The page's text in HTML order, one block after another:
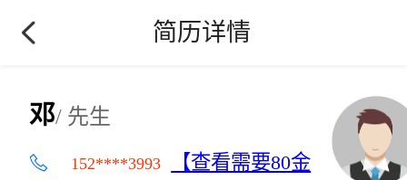
简历详情
邓/ 先生
152****3993
【查看需要80金